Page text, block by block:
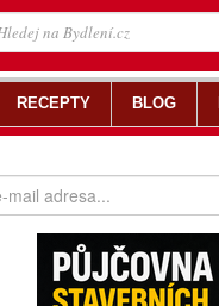
RECEPTY BLOG